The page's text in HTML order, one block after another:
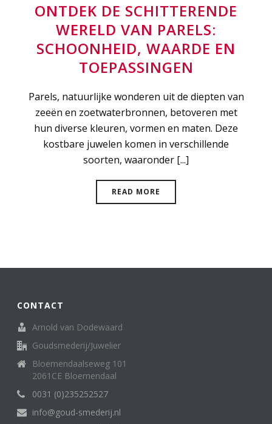
ONTDEK DE SCHITTERENDE
WERELD VAN PARELS:
SCHOONHEID, WAARDE EN
TOEPASSINGEN
Parels, natuurlijke wonderen uit de diepten van
zeeën en zoetwaterbronnen, betoveren met
hun diverse kleuren, vormen en maten. Deze
kostbare juwelen komen in verschillende
soorten, waaronder [...]
READ MORE
CONTACT
Arnold van Dodewaard
Goudsmederij/Juwelier
Bloemendaalseweg 101
2061CE Bloemendaal
0031 (0)235252527
info@goud-smederij.nl